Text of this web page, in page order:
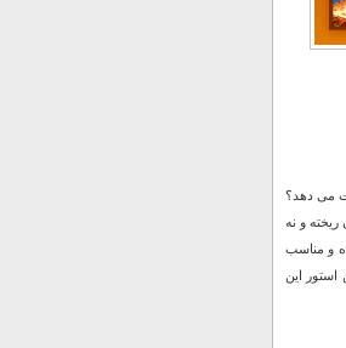
می دهد؟
و نه
و مناسب
استور این